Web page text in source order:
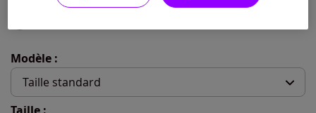
Modèle :
Taille standard